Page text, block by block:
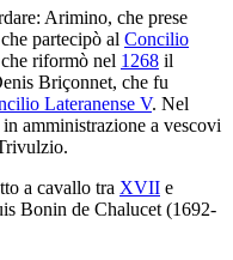
Arimino, che prese
partecipò al Concilio
riformò nel 1268 il
Briçonnet, che fu
Lateranense V. Nel
amministrazione a vescovi
a cavallo tra XVII e
Bonin de Chalucet (1692-